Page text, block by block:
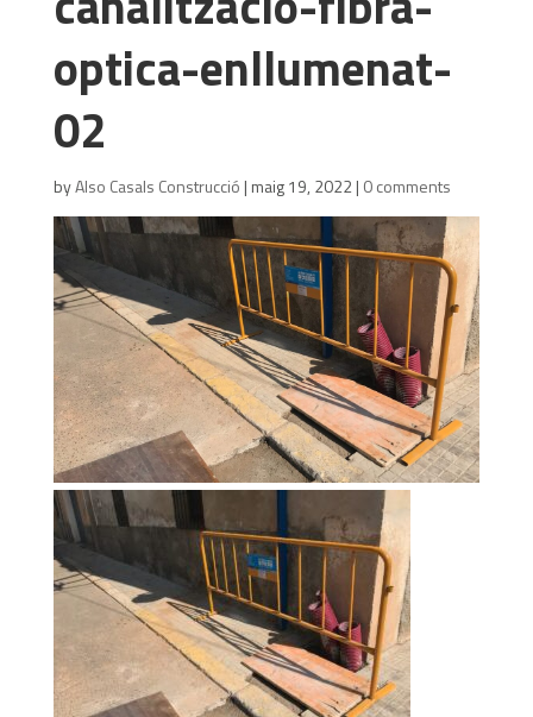
optica-enllumenat-
02
byAlso Casals Construcció | maig 19, 2022| 0 comments